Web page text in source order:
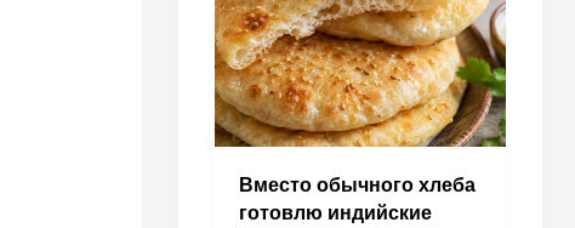
Вместо обычного хлеба
готовлю индийские